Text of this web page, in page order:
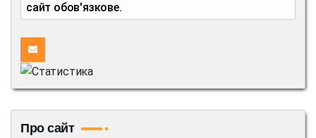
сайт обов'язкове.
Про сайт